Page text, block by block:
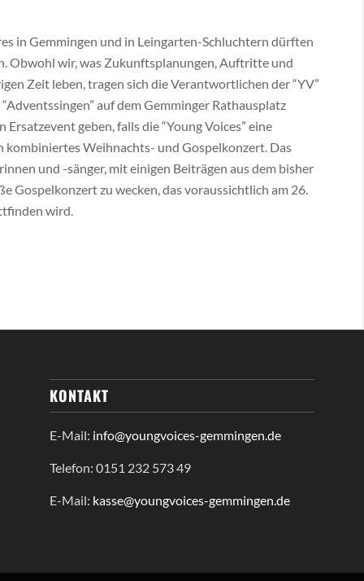
in Gemmingen und in Leingarten-Schluchtern dürften
Obwohl wir, was Zukunftsplanungen, Auftritte und
Zeit leben, tragen sich die Verantwortlichen der “YV”
auf dem Gemminger Rathausplatz
geben, falls die “Young Voices” eine
Weihnachts- und Gospelkonzert. Das
und -sänger, mit einigen Beiträgen aus dem bisher
Gospelkonzert zu wecken, das voraussichtlich am 26.
wird.
KONTAKT
E-Mail: info@youngvoices-gemmingen.de
Telefon: 0151 232 573 49
E-Mail: kasse@youngvoices-gemmingen.de